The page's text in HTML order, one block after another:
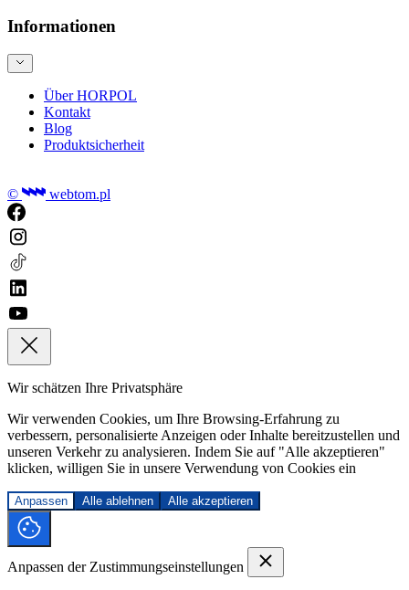
Informationen
Über HORPOL
Kontakt
Blog
Produktsicherheit
© webtom.pl
Wir schätzen Ihre Privatsphäre
Wir verwenden Cookies, um Ihre Browsing-Erfahrung zu
verbessern, personalisierte Anzeigen oder Inhalte bereitzustellen und
unseren Verkehr zu analysieren. Indem Sie auf "Alle akzeptieren"
klicken, willigen Sie in unsere Verwendung von Cookies ein
Anpassen Alle ablehnen Alle akzeptieren
Anpassen der Zustimmungseinstellungen